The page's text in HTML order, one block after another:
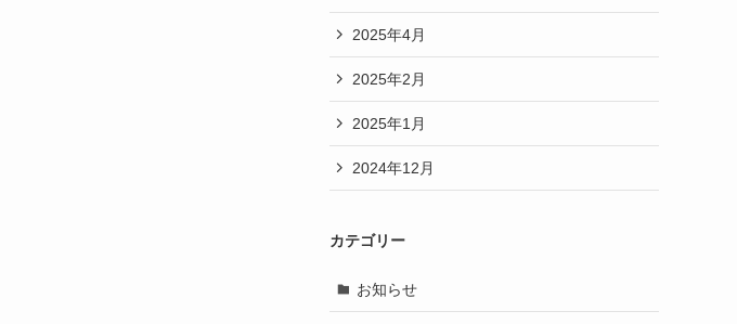
2025年4月
2025年2月
2025年1月
2024年12月
カテゴリー
お知らせ